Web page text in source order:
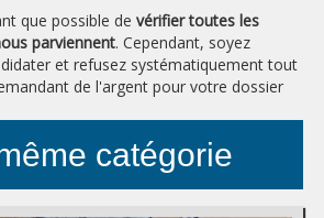
que possible de vérifier toutes les
parviennent. Cependant, soyez
et refusez systématiquement tout
de l'argent pour votre dossier
catégorie